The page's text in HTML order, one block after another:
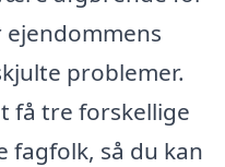
problemer.
få tre forskellige
fagfolk, så du kan